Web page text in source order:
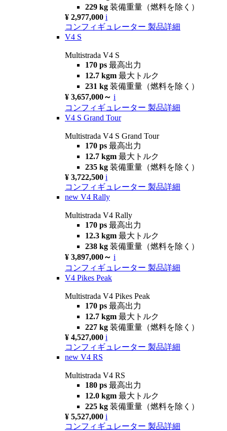
229 kg 装備重量（燃料を除く）
¥ 2,977,000 i
コンフィギュレーター 製品詳細
V4 S
Multistrada V4 S
170 ps 最高出力
12.7 kgm 最大トルク
231 kg 装備重量（燃料を除く）
¥ 3,657,000～ i
コンフィギュレーター 製品詳細
V4 S Grand Tour
Multistrada V4 S Grand Tour
170 ps 最高出力
12.7 kgm 最大トルク
235 kg 装備重量（燃料を除く）
¥ 3,722,500 i
コンフィギュレーター 製品詳細
new V4 Rally
Multistrada V4 Rally
170 ps 最高出力
12.3 kgm 最大トルク
238 kg 装備重量（燃料を除く）
¥ 3,897,000～ i
コンフィギュレーター 製品詳細
V4 Pikes Peak
Multistrada V4 Pikes Peak
170 ps 最高出力
12.7 kgm 最大トルク
227 kg 装備重量（燃料を除く）
¥ 4,527,000 i
コンフィギュレーター 製品詳細
new V4 RS
Multistrada V4 RS
180 ps 最高出力
12.0 kgm 最大トルク
225 kg 装備重量（燃料を除く）
¥ 5,527,000 i
コンフィギュレーター 製品詳細